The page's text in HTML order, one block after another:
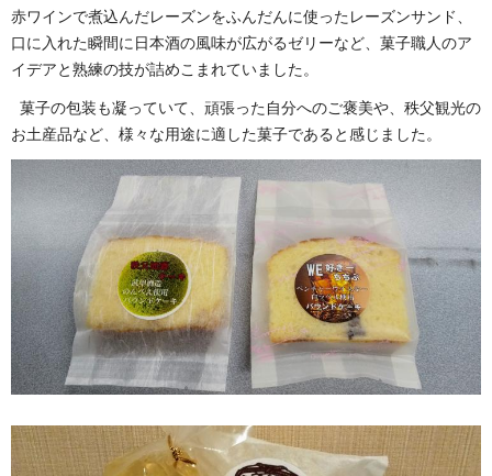
赤ワインで煮込んだレーズンをふんだんに使ったレーズンサンド、
口に入れた瞬間に日本酒の風味が広がるゼリーなど、菓子職人のア
イデアと熟練の技が詰めこまれていました。
菓子の包装も凝っていて、頑張った自分へのご褒美や、秩父観光の
お土産品など、様々な用途に適した菓子であると感じました。